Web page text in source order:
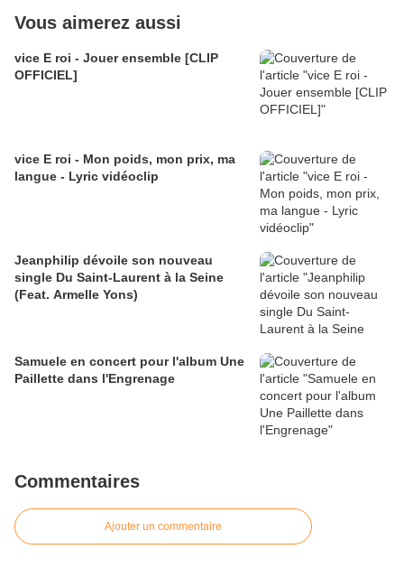
Vous aimerez aussi
vice E roi - Jouer ensemble [CLIP
OFFICIEL]
vice E roi - Mon poids, mon prix, ma
langue - Lyric vidéoclip
Jeanphilip dévoile son nouveau
single Du Saint-Laurent à la Seine
(Feat. Armelle Yons)
Samuele en concert pour l'album Une
Paillette dans l'Engrenage
Commentaires
Ajouter un commentaire